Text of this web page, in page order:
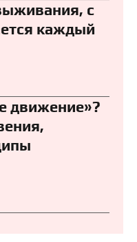
с
каждый
движение»?